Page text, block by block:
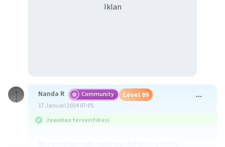
Iklan
Nanda R Community Level 89
17 Januari 2024 07:05
Jawaban terverifikasi